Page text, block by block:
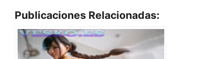
Publicaciones Relacionadas: